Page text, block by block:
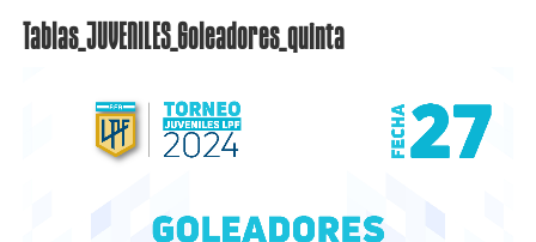
Tablas_JUVENILES_Goleadores_quinta